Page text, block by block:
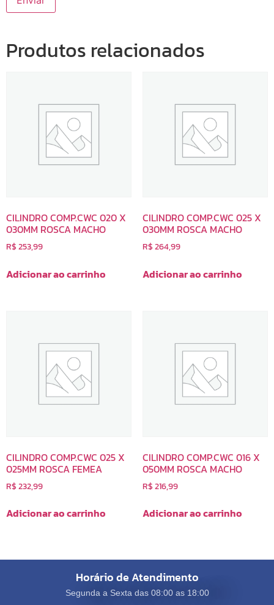
Produtos relacionados
CILINDRO COMP.CWC 020 X
030MM ROSCA MACHO
R$253,99
Adicionar ao carrinho
CILINDRO COMP.CWC 025 X
030MM ROSCA MACHO
R$264,99
Adicionar ao carrinho
CILINDRO COMP.CWC 025 X
025MM ROSCA FEMEA
R$232,99
Adicionar ao carrinho
CILINDRO COMP.CWC 016 X
050MM ROSCA MACHO
R$216,99
Adicionar ao carrinho
Horário de Atendimento
Segunda a Sexta das 08:00 as 18:00